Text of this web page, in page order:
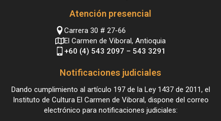
Atención presencial
Carrera 30 # 27-66
El Carmen de Viboral, Antioquia
+60 (4) 543 2097 – 543 3291
Notificaciones judiciales
Dando cumplimiento al artículo 197 de la Ley 1437 de 2011, el
Instituto de Cultura El Carmen de Viboral, dispone del correo
electrónico para notificaciones judiciales: